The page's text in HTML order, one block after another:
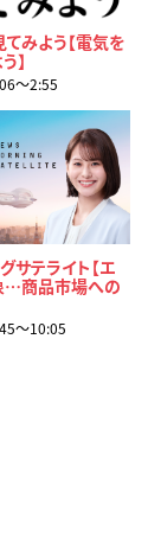
みよう【電気を
】
〜2:55
サテライト【エ
…商品市場への
〜10:05